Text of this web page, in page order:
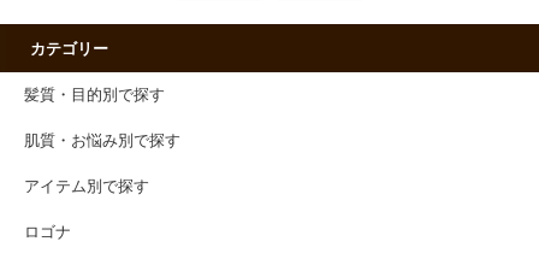
カテゴリー
髪質・目的別で探す
肌質・お悩み別で探す
アイテム別で探す
ロゴナ